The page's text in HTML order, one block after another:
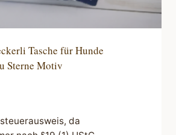
Tasche für Hunde
Sterne Motiv
da